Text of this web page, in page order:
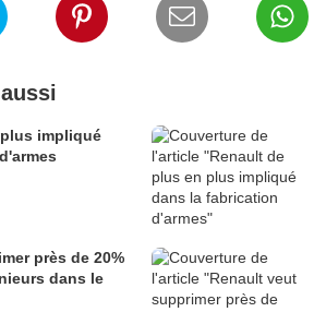
impliqué
près de 20%
dans le